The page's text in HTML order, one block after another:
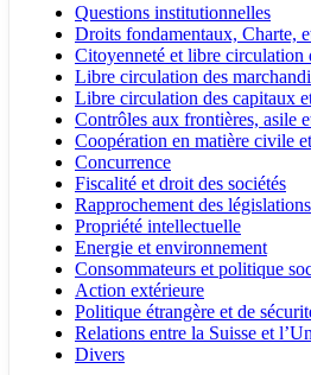
Questions institutionnelles
Droits fondamentaux, Charte,
Citoyenneté et libre circulation
Libre circulation des
Libre circulation des capitaux
Contrôles aux frontières, asile
Coopération en matière civile
Concurrence
Fiscalité et droit des sociétés
Rapprochement des législations
Propriété intellectuelle
Energie et environnement
Consommateurs et politique
Action extérieure
Politique étrangère et de
Relations entre la Suisse et
Divers